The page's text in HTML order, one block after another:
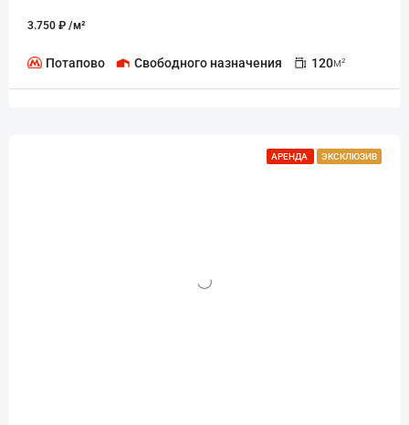
3.750 ₽ /м²
Потапово Свободного назначения 120м²
АРЕНДА ЭКСКЛЮЗИВ